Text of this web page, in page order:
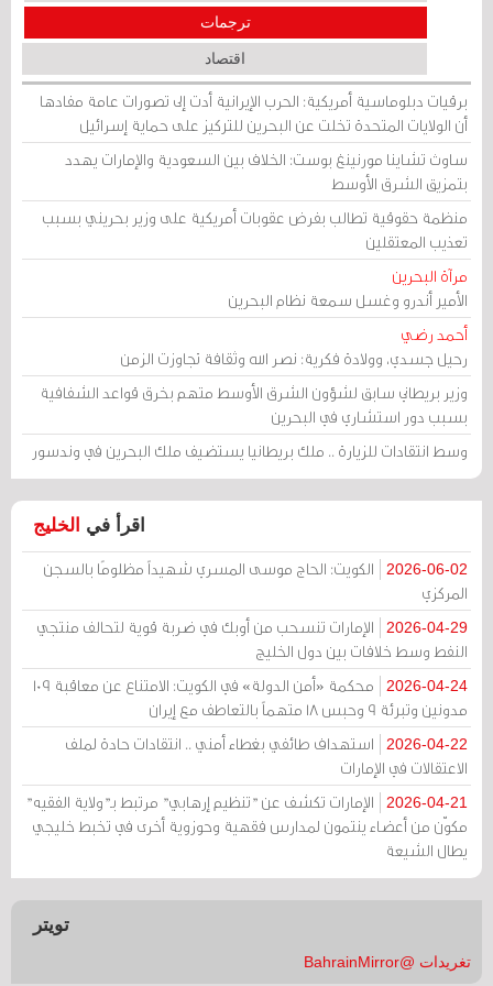
ترجمات
اقتصاد
برقيات دبلوماسية أمريكية: الحرب الإيرانية أدت إلى تصورات عامة مفادها
أن الولايات المتحدة تخلت عن البحرين للتركيز على حماية إسرائيل
ساوث تشاينا مورنينغ بوست: الخلاف بين السعودية والإمارات يهدد
بتمزيق الشرق الأوسط
منظمة حقوقية تطالب بفرض عقوبات أمريكية على وزير بحريني بسبب
تعذيب المعتقلين
مرآة البحرين
الأمير أندرو وغسل سمعة نظام البحرين
أحمد رضي
رحيل جسدي، وولادة فكرية: نصر الله وثقافة تجاوزت الزمن
وزير بريطاني سابق لشؤون الشرق الأوسط متهم بخرق قواعد الشفافية
بسبب دور استشاري في البحرين
وسط انتقادات للزيارة .. ملك بريطانيا يستضيف ملك البحرين في وندسور
اقرأ في الخليج
2026-06-02
الكويت: الحاج موسى المسري شهيداً مظلومًا بالسجن
المركزي
2026-04-29
الإمارات تنسحب من أوبك في ضربة قوية لتحالف منتجي
النفط وسط خلافات بين دول الخليج
2026-04-24
محكمة «أمن الدولة» في الكويت: الامتناع عن معاقبة 109
مدونين وتبرئة 9 وحبس 18 متهماً بالتعاطف مع إيران
2026-04-22
استهداف طائفي بغطاء أمني .. انتقادات حادة لملف
الاعتقالات في الإمارات
2026-04-21
الإمارات تكشف عن "تنظيم إرهابي" مرتبط بـ"ولاية الفقيه"
مكوّن من أعضاء ينتمون لمدارس فقهية وحوزوية أخرى في تخبط خليجي
يطال الشيعة
تويتر
تغريدات @BahrainMirror